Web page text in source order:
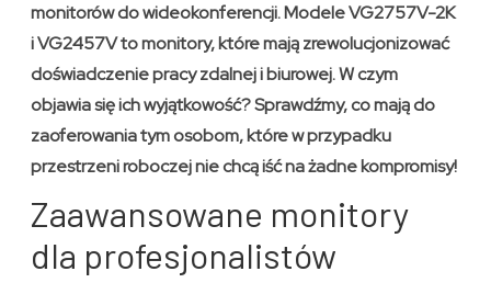
monitorów do wideokonferencji. Modele VG2757V-2K
i VG2457V to monitory, które mają zrewolucjonizować
doświadczenie pracy zdalnej i biurowej. W czym
objawia się ich wyjątkowość? Sprawdźmy, co mają do
zaoferowania tym osobom, które w przypadku
przestrzeni roboczej nie chcą iść na żadne kompromisy!
Zaawansowane monitory
dla profesjonalistów